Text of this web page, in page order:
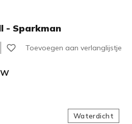
- Sparkman
Toevoegen aan verlanglijstje
Waterdicht